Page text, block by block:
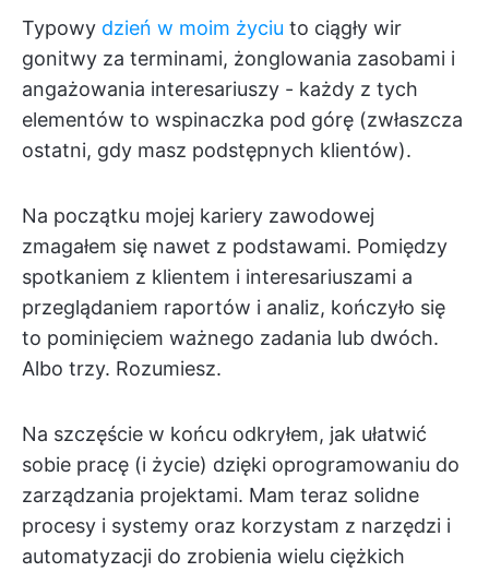
Typowy dzień w moim życiu to ciągły wir
gonitwy za terminami, żonglowania zasobami i
angażowania interesariuszy - każdy z tych
elementów to wspinaczka pod górę (zwłaszcza
ostatni, gdy masz podstępnych klientów).
Na początku mojej kariery zawodowej
zmagałem się nawet z podstawami. Pomiędzy
spotkaniem z klientem i interesariuszami a
przeglądaniem raportów i analiz, kończyło się
to pominięciem ważnego zadania lub dwóch.
Albo trzy. Rozumiesz.
Na szczęście w końcu odkryłem, jak ułatwić
sobie pracę (i życie) dzięki oprogramowaniu do
zarządzania projektami. Mam teraz solidne
procesy i systemy oraz korzystam z narzędzi i
automatyzacji do zrobienia wielu ciężkich